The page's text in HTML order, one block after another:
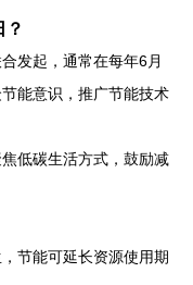
？
发起，通常在每年6月
能意识，推广节能技术
低碳生活方式，鼓励减
节能可延长资源使用期